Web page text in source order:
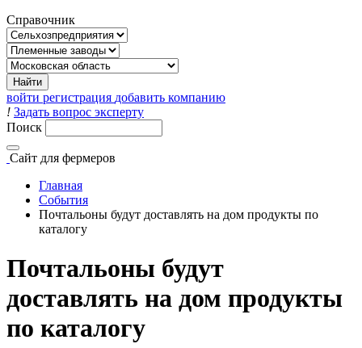
Справочник
войти регистрация добавить компанию
! Задать вопрос эксперту
Поиск
Сайт для фермеров
Главная
События
Почтальоны будут доставлять на дом продукты по
каталогу
Почтальоны будут
доставлять на дом продукты
по каталогу